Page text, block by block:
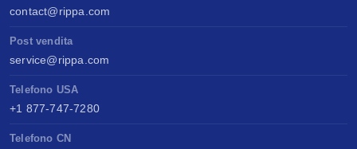
contact@rippa.com
Post vendita
service@rippa.com
Telefono USA
+1 877-747-7280
Telefono CN